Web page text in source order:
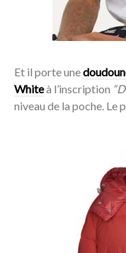
Et il porte une
Whiteà l’inscription
niveau de la poche. Le